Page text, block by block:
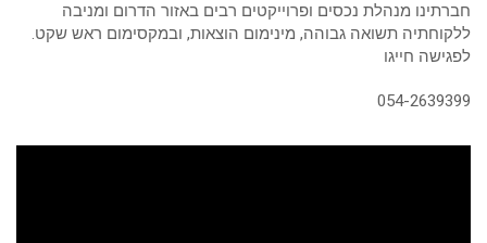
חברתינו מנהלת נכסים ופרוייקטים רבים באזור הדרום ומניבה
ללקוחתיה תשואה גבוהה, מינימום הוצאות, ובמקסימום ראש שקט.
לפגישה חייגו
054-2639399